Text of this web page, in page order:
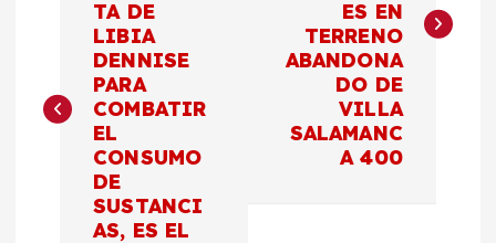
g
a
TA DE
LIBIA
DENNISE
PARA
COMBATIR
EL
CONSUMO
DE
SUSTANCI
AS, ES EL
ES EN
TERRENO
ABANDONA
DO DE
VILLA
SALAMANC
A 400